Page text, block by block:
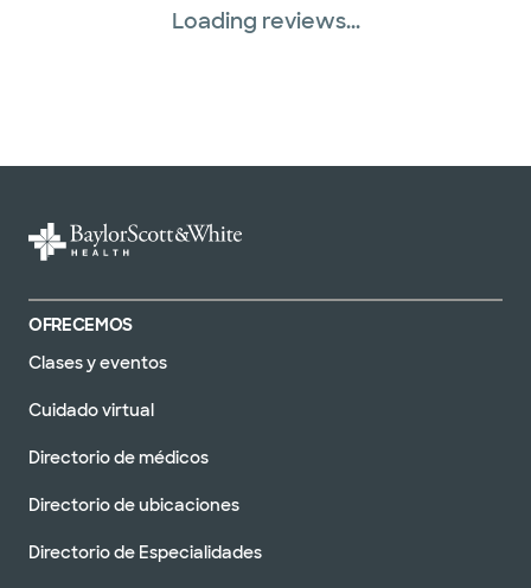
Loading reviews...
OFRECEMOS
Clases y eventos
Cuidado virtual
Directorio de médicos
Directorio de ubicaciones
Directorio de Especialidades